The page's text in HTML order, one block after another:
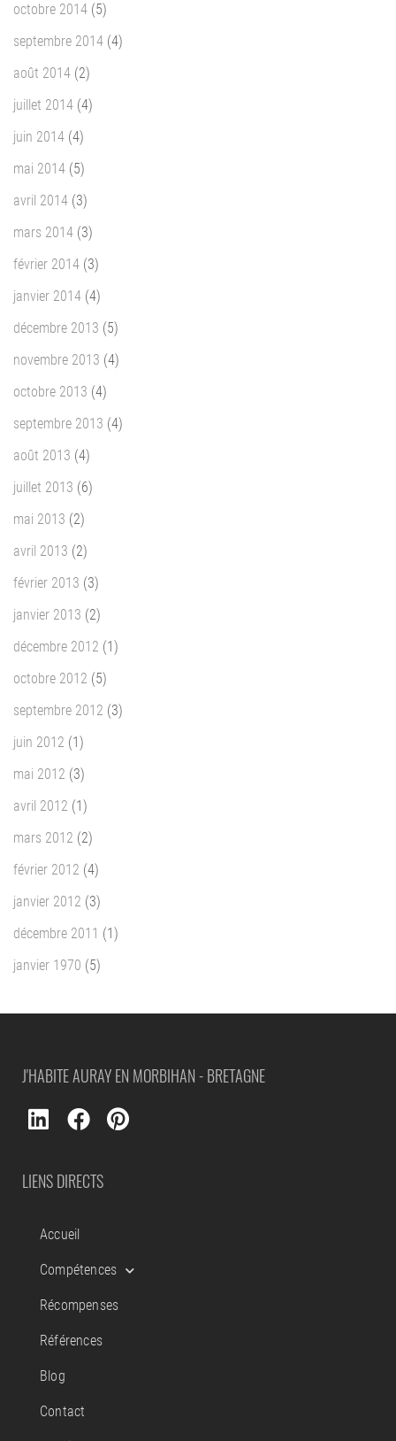
octobre 2014 (5)
septembre 2014 (4)
août 2014 (2)
juillet 2014 (4)
juin 2014 (4)
mai 2014 (5)
avril 2014 (3)
mars 2014 (3)
février 2014 (3)
janvier 2014 (4)
décembre 2013 (5)
novembre 2013 (4)
octobre 2013 (4)
septembre 2013 (4)
août 2013 (4)
juillet 2013 (6)
mai 2013 (2)
avril 2013 (2)
février 2013 (3)
janvier 2013 (2)
décembre 2012 (1)
octobre 2012 (5)
septembre 2012 (3)
juin 2012 (1)
mai 2012 (3)
avril 2012 (1)
mars 2012 (2)
février 2012 (4)
janvier 2012 (3)
décembre 2011 (1)
janvier 1970 (5)
J'HABITE AURAY EN MORBIHAN - BRETAGNE
LIENS DIRECTS
Accueil
Compétences
Récompenses
Références
Blog
Contact